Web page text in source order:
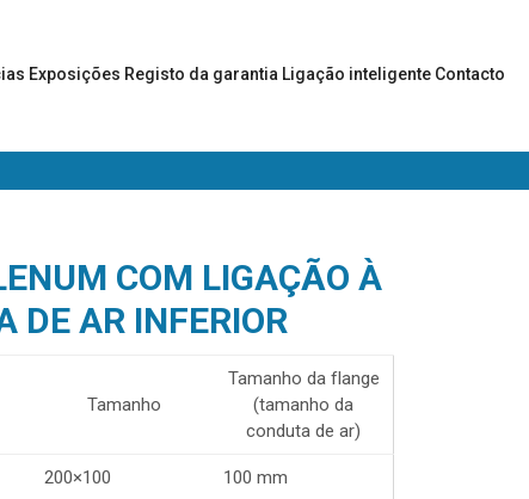
Exposições Registo da garantia Ligação inteligente Contacto
COM LIGAÇÃO À
DE AR INFERIOR
Tamanho
Tamanho da flange
(tamanho da
conduta de ar)
200×100 100 mm